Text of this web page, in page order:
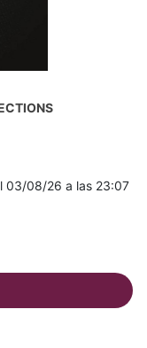
03/08/26 a las 23:07